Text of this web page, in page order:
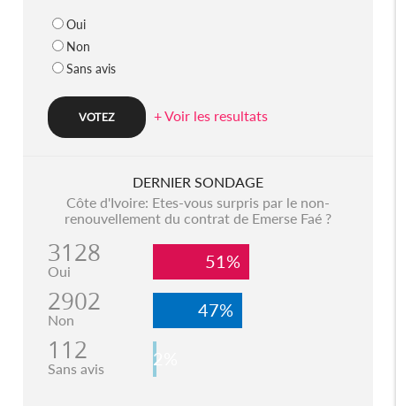
Oui
Non
Sans avis
+ Voir les resultats
DERNIER SONDAGE
Côte d'Ivoire: Etes-vous surpris par le non-
renouvellement du contrat de Emerse Faé ?
3128
Oui 51%
2902
Non 47%
112
Sans avis 2%